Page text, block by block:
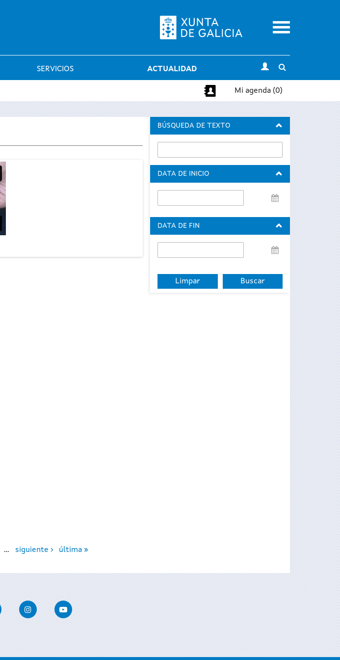
Menu
SERVICIOS ACTUALIDAD
search
Mi agenda (0)
… siguiente › última »
BÚSQUEDA DE TEXTO
DATA DE INICIO
de
DATA DE FIN
de
Twitter InstagramYoutube